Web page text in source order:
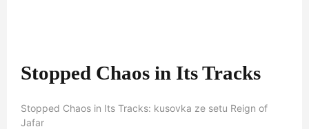
Stopped Chaos in Its Tracks
Stopped Chaos in Its Tracks: kusovka ze setu Reign of
Jafar